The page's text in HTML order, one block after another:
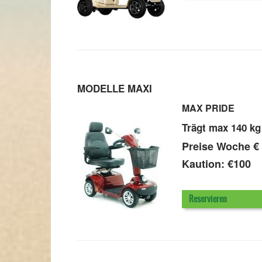
MODELLE MAXI
MAX PRIDE
Trägt max 140 kg
Preise Woche€
Kaution: €100
Reservieren